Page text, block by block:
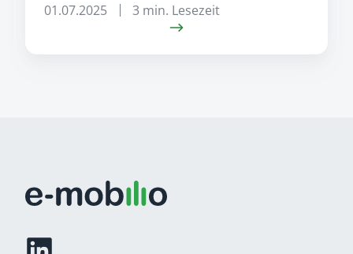
01.07.2025 3 min. Lesezeit